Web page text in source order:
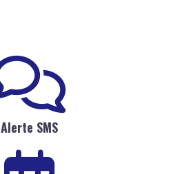
Alerte SMS